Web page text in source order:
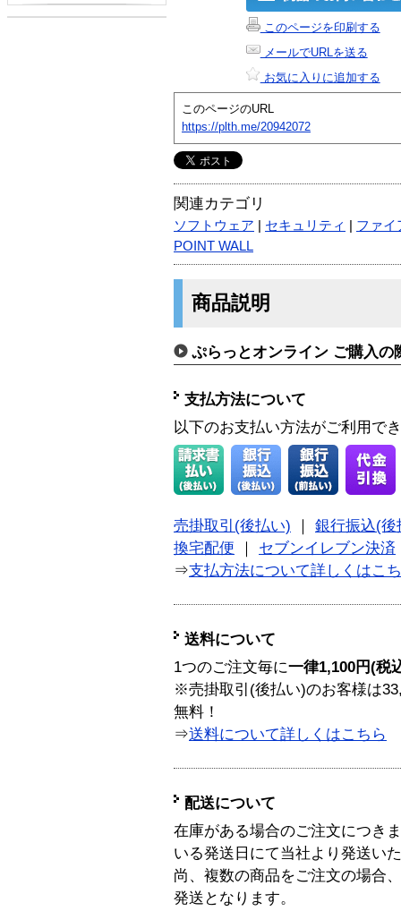
このページを印刷する
メールでURLを送る
お気に入りに追加する
このページのURL
https://plth.me/20942072
関連カテゴリ
ソフトウェア セキュリティ
ファイ
POINT WALL
商品説明
ぷらっとオンライン ご購入の
支払方法について
以下のお支払い方法がご利用で
売掛取引(後払い)
銀行振込(後
換宅配便
セブンイレブン決済
⇒支払方法について詳しくはこ
送料について
1つのご注文毎に一律1,100円(税
※売掛取引(後払い)のお客様は
無料！
⇒送料について詳しくはこちら
配送について
在庫がある場合のご注文につき
いる発送日にて当社より発送い
尚、複数の商品をご注文の場合
発送となります。